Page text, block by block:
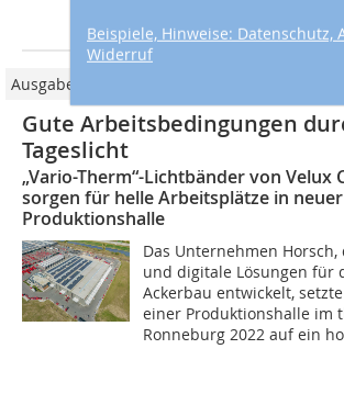
Beispiele, Hinweise: Datenschutz,
Widerruf
Ausgabe 05/2024
Gute Arbeitsbedingungen
Tageslicht
„Vario-Therm“-Lichtbänder von Velux
sorgen für helle Arbeitsplätze in neuer
Produktionshalle
Das Unternehmen
und digitale Lösungen für
Ackerbau entwickelt,
einer Produktionshalle im
Ronneburg 2022 auf ein